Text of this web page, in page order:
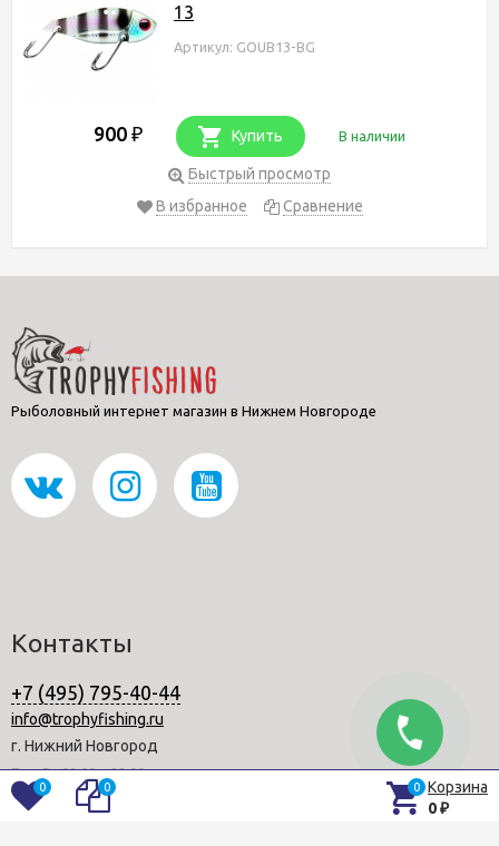
13
Артикул: GOUB13-BG
900 ₽ Купить В наличии
Быстрый просмотр
В избранное
Сравнение
Рыболовный интернет магазин в Нижнем Новгороде
Контакты
+7 (495) 795-40-44
info@trophyfishing.ru
г. Нижний Новгород
Пн—Вс 09:00—22:00
0 0 0 Корзина
0 ₽